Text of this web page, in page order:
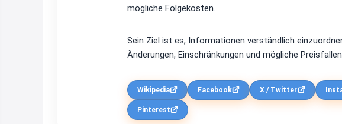
mögliche Folgekosten.
Sein Ziel ist es, Informationen verständlich
Änderungen, Einschränkungen und mögliche
Wikipedia Facebook X / Twitter
Pinterest